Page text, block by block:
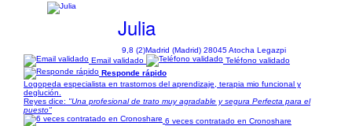
Julia
9,8 (2)Madrid (Madrid) 28045 Atocha Legazpi
Email validado
Teléfono validado
Responde rápido
Logopeda especialista en trastornos del aprendizaje, terapia mio funcional y
deglución.
Reyes dice: "Una profesional de trato muy agradable y segura Perfecta para el
puesto"
6 veces contratado en Cronoshare